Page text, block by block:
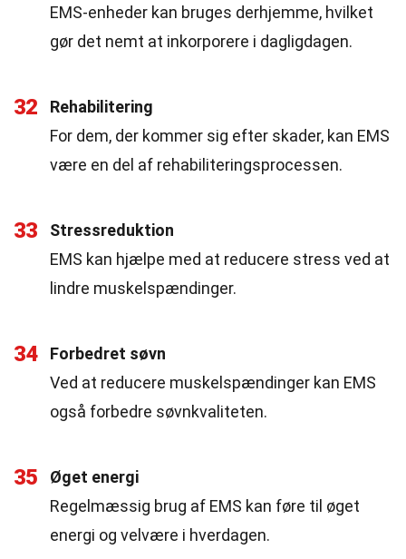
EMS-enheder kan bruges derhjemme, hvilket
gør det nemt at inkorporere i dagligdagen.
32
Rehabilitering
For dem, der kommer sig efter skader, kan EMS
være en del af rehabiliteringsprocessen.
33
Stressreduktion
EMS kan hjælpe med at reducere stress ved at
lindre muskelspændinger.
34
Forbedret søvn
Ved at reducere muskelspændinger kan EMS
også forbedre søvnkvaliteten.
35
Øget energi
Regelmæssig brug af EMS kan føre til øget
energi og velvære i hverdagen.